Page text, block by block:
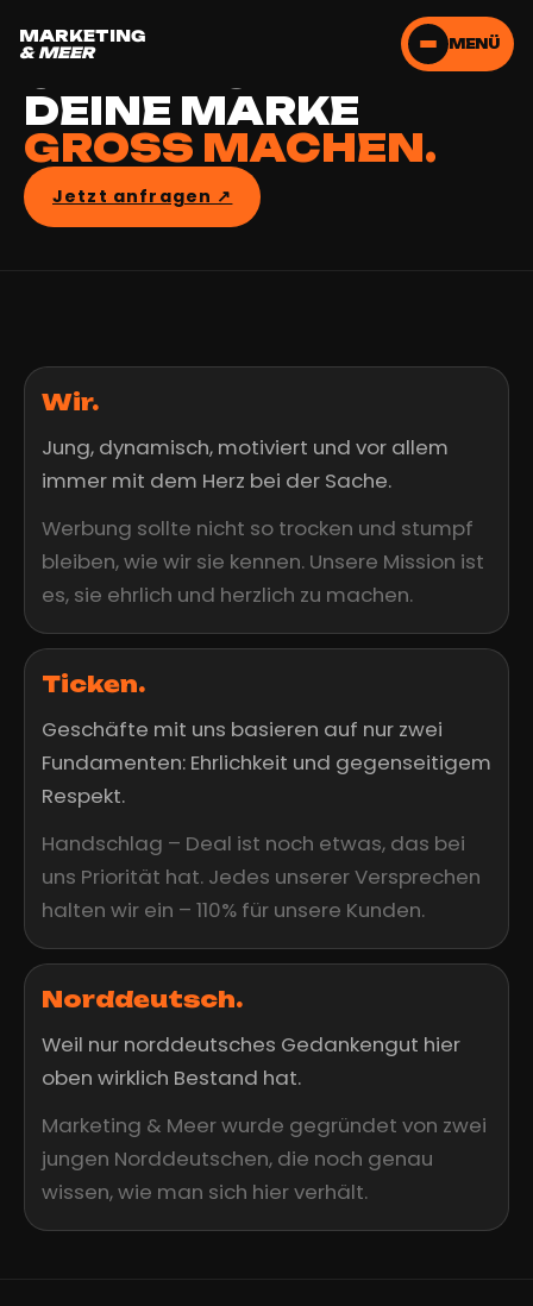
MARKETING
& MEER
MENÜ
LASS UNS
GEMEINSAM
DEINE MARKE
GROSS MACHEN.
Jetzt anfragen ↗︎
Wir.
Jung, dynamisch, motiviert und vor allem
immer mit dem Herz bei der Sache.
Werbung sollte nicht so trocken und stumpf
bleiben, wie wir sie kennen. Unsere Mission ist
es, sie ehrlich und herzlich zu machen.
Ticken.
Geschäfte mit uns basieren auf nur zwei
Fundamenten: Ehrlichkeit und gegenseitigem
Respekt.
Handschlag – Deal ist noch etwas, das bei
uns Priorität hat. Jedes unserer Versprechen
halten wir ein – 110% für unsere Kunden.
Norddeutsch.
Weil nur norddeutsches Gedankengut hier
oben wirklich Bestand hat.
Marketing & Meer wurde gegründet von zwei
jungen Norddeutschen, die noch genau
wissen, wie man sich hier verhält.